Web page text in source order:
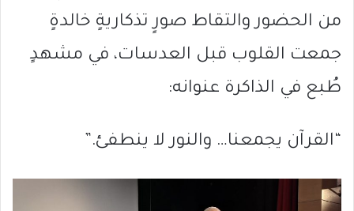
من الحضور والتقاط صورٍ تذكاريةٍ خالدةٍ
جمعت القلوب قبل العدسات، في مشهدٍ
طُبع في الذاكرة عنوانه:
“القرآن يجمعنا… والنور لا ينطفئ.”